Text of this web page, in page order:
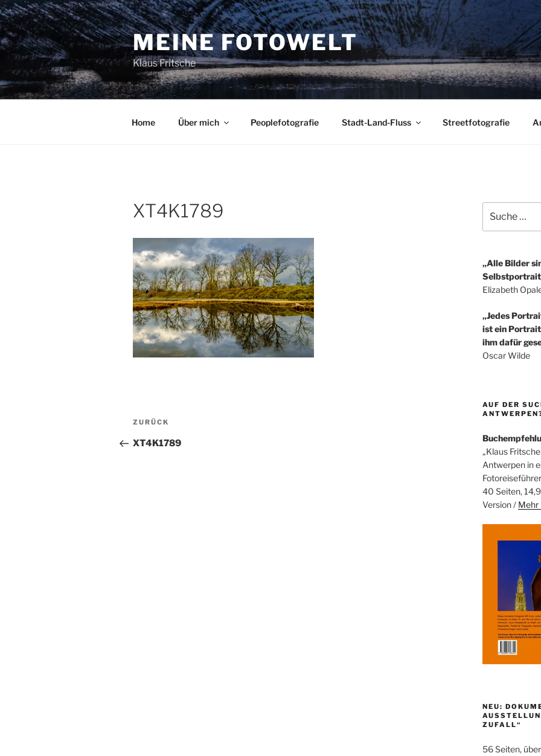
Zum
Inhalt
springen
MEINE FOTOWELT
Klaus Fritsche
Home Über mich Peoplefotografie Stadt-Land-Fluss Streetfotografie
XT4K1789
Beitragsnavigation
Vorheriger
ZURÜCK
XT4K1789
nach:
„Alle Bilder
Elizabeth
„Jedes
ist ein
ihm dafür
Oscar Wilde
AUF DER
„Klaus
Antwerpen in
40 Seiten,
Version /
NEU:
ZUFALL“
56 Seiten,